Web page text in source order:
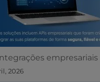
empresariais
2026